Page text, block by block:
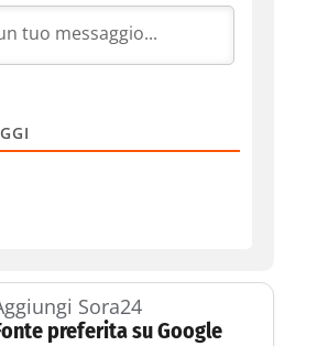
Sora24
preferita su Google